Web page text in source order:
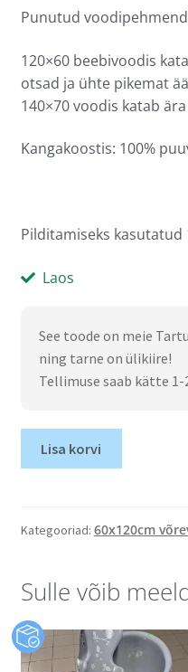
Punutud
120×60 beebivoodis
otsad ja ühte pikemat
140×70 voodis katab
Kangakoostis: 100%
Pilditamiseks
Laos
See toode on meie
ning tarne on ülikiire!
Tellimuse saab kätte 1-
Lisa korvi
Kategooriad: 60x120cm
Sulle võib